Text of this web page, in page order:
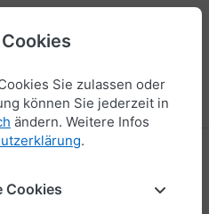
Wunschliste Warenkorb
Sie zulassen oder
können Sie jederzeit in
ändern. Weitere Infos
.
Cookies